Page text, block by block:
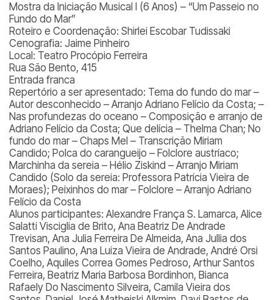
Mostra da Iniciação Musical I (6 Anos) – “Um Passeio no
Fundo do Mar”
Roteiro e Coordenação: Shirlei Escobar Tudissaki
Cenografia: Jaime Pinheiro
Local: Teatro Procópio Ferreira
Rua São Bento, 415
Entrada franca
Repertório a ser apresentado: Tema do fundo do mar –
Autor desconhecido – Arranjo Adriano Felício da Costa; –
Nas profundezas do oceano – Composição e arranjo de
Adriano Felício da Costa; Que delícia – Thelma Chan; No
fundo do mar – Chaps Mel – Transcrição Miriam
Candido; Polca do carangueijo – Folclore austríaco;
Marchinha da sereia – Hélio Ziskind – Arranjo Miriam
Candido (Solo da sereia: Professora Patrícia Vieira de
Moraes); Peixinhos do mar – Folclore – Arranjo Adriano
Felício da Costa
Alunos participantes: Alexandre França S. Lamarca, Alice
Salatti Visciglia de Brito, Ana Beatriz De Andrade
Trevisan, Ana Julia Ferreira De Almeida, Ana Jullia dos
Santos Paulino, Ana Luiza Vieira de Andrade, André Orsi
Coelho, Aquiles Correa Gomes Pedroso, Arthur Santos
Ferreira, Beatriz Maria Barbosa Bordinhon, Bianca
Rafaely Do Nascimento Silveira, Camila Vieira dos